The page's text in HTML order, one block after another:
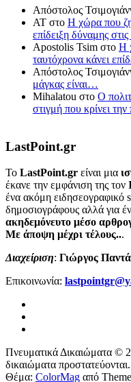
Απόστολος
ΑΤ στο Η χώρα που
επίδειξη δύναμης
Apostolis Tsim στο Η
ταυτόχρονα κάνει
Απόστολος
μάγκας είναι…
Mihalatou στο Ο
στιγμή που κρίνει την
LastPoint.gr
To LastPoint.gr είναι μια
έκανε την εμφάνιση της τον
ένα ακόμη ειδησεογραφικό
δημοσιογράφους αλλά για
ακηδεμόνευτο μέσο
Με άποψη μέχρι τέλους...
Διαχείριση: Γιώργος
Επικοινωνία:
Πνευματικά Δικαιώματα ©
δικαιώματα προστατεύονται.
Θέμα: ColorMag από